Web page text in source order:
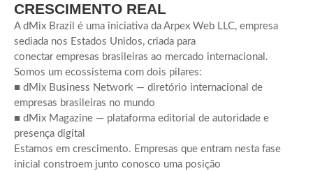
CRESCIMENTO REAL
A dMix Brazil é uma iniciativa da Arpex Web LLC, empresa
sediada nos Estados Unidos, criada para
conectar empresas brasileiras ao mercado internacional.
Somos um ecossistema com dois pilares:
■ dMix Business Network — diretório internacional de
empresas brasileiras no mundo
■ dMix Magazine — plataforma editorial de autoridade e
presença digital
Estamos em crescimento. Empresas que entram nesta fase
inicial constroem junto conosco uma posição